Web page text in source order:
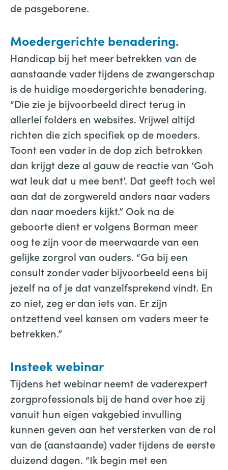
de pasgeborene.
Moedergerichte benadering.
Handicap bij het meer betrekken van de
aanstaande vader tijdens de zwangerschap
is de huidige moedergerichte benadering.
“Die zie je bijvoorbeeld direct terug in
allerlei folders en websites. Vrijwel altijd
richten die zich specifiek op de moeders.
Toont een vader in de dop zich betrokken
dan krijgt deze al gauw de reactie van ‘Goh
wat leuk dat u mee bent’. Dat geeft toch wel
aan dat de zorgwereld anders naar vaders
dan naar moeders kijkt.” Ook na de
geboorte dient er volgens Borman meer
oog te zijn voor de meerwaarde van een
gelijke zorgrol van ouders. “Ga bij een
consult zonder vader bijvoorbeeld eens bij
jezelf na of je dat vanzelfsprekend vindt. En
zo niet, zeg er dan iets van. Er zijn
ontzettend veel kansen om vaders meer te
betrekken.”
Insteek webinar
Tijdens het webinar neemt de vaderexpert
zorgprofessionals bij de hand over hoe zij
vanuit hun eigen vakgebied invulling
kunnen geven aan het versterken van de rol
van de (aanstaande) vader tijdens de eerste
duizend dagen. “Ik begin met een